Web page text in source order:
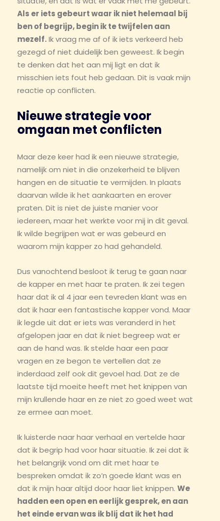
Als er iets gebeurt waar ik niet helemaal bij
ben of begrijp, begin ik te twijfelen aan
mezelf.Ik vraag me af of ik iets verkeerd heb
gezegd of niet duidelijk ben geweest. Ik begin
te denken dat het aan mij ligt en dat ik
misschien iets fout heb gedaan. Dit is vaak mijn
reactie op conflicten.
Nieuwe strategie voor
omgaan met conflicten
Maar deze keer had ik een nieuwe strategie,
namelijk om niet in die onzekerheid te blijven
hangen en de situatie te vermijden. In plaats
daarvan wilde ik het aankaarten en erover
praten. Dit is niet de juiste manier voor
iedereen, maar het werkte voor mij in dit geval.
Ik wilde begrijpen wat er was gebeurd en
waarom mijn kapper zo had gehandeld.
Dus vanochtend besloot ik terug te gaan naar
de kapper en met haar te praten. Ik zei tegen
haar dat ik al 4 jaar een tevreden klant was en
dat ik haar een fantastische kapper vond. Maar
ik legde uit dat er iets was veranderd in het
afgelopen jaar en dat ik niet begreep wat er
aan de hand was. Ik stelde haar een paar
vragen en ze begon te vertellen dat ze
inderdaad zelf ook dit gevoel had. Dat ze de
laatste tijd moeite heeft met het knippen van
mijn krullende haar en ze niet zo goed weet wat
ze ermee aan moet.
Ik luisterde naar haar verhaal en vertelde haar
dat ik begrip had voor haar situatie. Ik zei dat ik
het belangrijk vond om dit met haar te
bespreken omdat ik zo’n goede klant was en
dat ik mijn haar altijd door haar liet knippen. We
hadden een open en eerlijk gesprek, en aan
het einde ervan was ik blij dat ik het had